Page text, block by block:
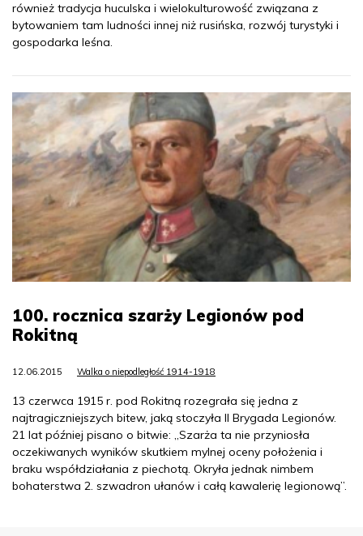
również tradycja huculska i wielokulturowość związana z
bytowaniem tam ludności innej niż rusińska, rozwój turystyki i
gospodarka leśna.
100. rocznica szarży Legionów pod
Rokitną
12.06.2015 Walka o niepodległość 1914-1918
13 czerwca 1915 r. pod Rokitną rozegrała się jedna z
najtragiczniejszych bitew, jaką stoczyła II Brygada Legionów.
21 lat później pisano o bitwie: „Szarża ta nie przyniosła
oczekiwanych wyników skutkiem mylnej oceny położenia i
braku współdziałania z piechotą. Okryła jednak nimbem
bohaterstwa 2. szwadron ułanów i całą kawalerię legionową”.